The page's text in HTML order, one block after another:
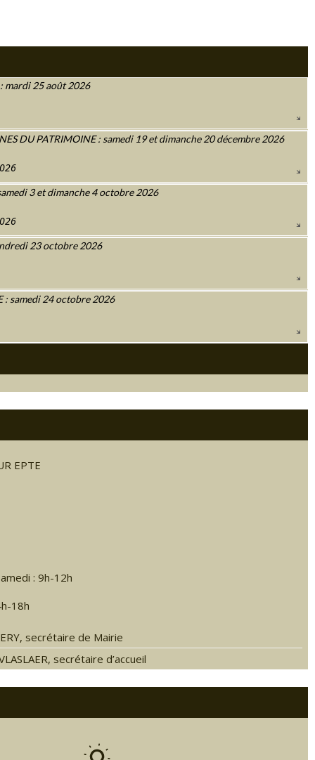
mardi 25 août 2026
DU PATRIMOINE : samedi 19 et dimanche 20 décembre 2026
3 et dimanche 4 octobre 2026
23 octobre 2026
: samedi 24 octobre 2026
EPTE
: 9h-12h
18h
secrétaire de Mairie
secrétaire d’accueil